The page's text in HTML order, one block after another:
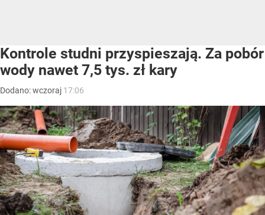
Kontrole studni przyspieszają. Za pobór
wody nawet 7,5 tys. zł kary
Dodano:wczoraj 17:06